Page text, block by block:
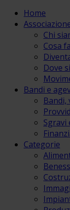
Home
Chi
Cosa
Dove
Bandi e
Bandi,
Sgravi
Categorie